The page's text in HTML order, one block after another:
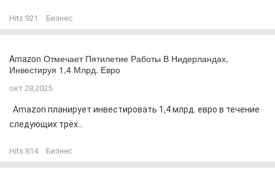
Hits:921 Бизнес
Amazon Отмечает Пятилетие Работы В Нидерландах,
Инвестируя 1,4 Млрд. Евро
окт 28,2025
Amazon планирует инвестировать 1,4 млрд. евро в течение
следующих трёх...
Hits:814 Бизнес